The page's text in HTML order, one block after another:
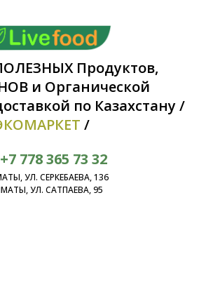
Продуктов,
и Органической
по Казахстану /
/
+7 778 365 73 32
УЛ. СЕРКЕБАЕВА, 136
УЛ. САТПАЕВА, 95